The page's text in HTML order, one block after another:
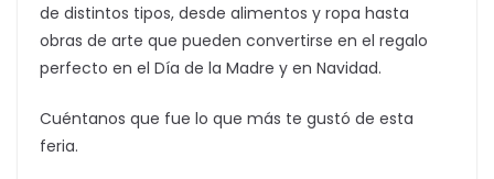
de distintos tipos, desde alimentos y ropa hasta
obras de arte que pueden convertirse en el regalo
perfecto en el Día de la Madre y en Navidad.
Cuéntanos que fue lo que más te gustó de esta
feria.